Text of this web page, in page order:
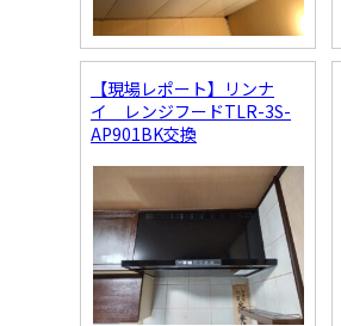
【現場レポート】リンナ
イ レンジフードTLR-3S-
AP901BK交換